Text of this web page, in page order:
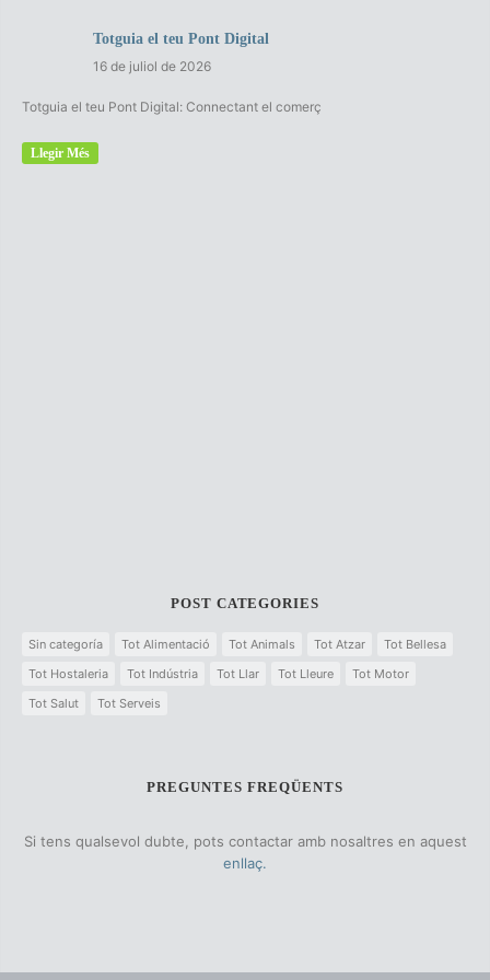
Totguia el teu Pont Digital
16 de juliol de 2026
Totguia el teu Pont Digital: Connectant el comerç
Llegir Més
POST CATEGORIES
Sin categoría Tot Alimentació Tot Animals Tot Atzar
Tot Bellesa
Tot Hostaleria
Tot Indústria Tot Llar Tot Lleure
Tot Motor
Tot Salut
Tot Serveis
PREGUNTES FREQÜENTS
Si tens qualsevol dubte, pots contactar amb nosaltres en aquest
enllaç.